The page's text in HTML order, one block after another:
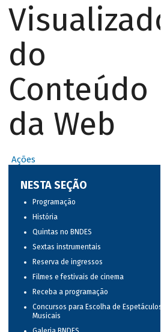
Visualizador
do
Conteúdo
da Web
Ações
NESTA SEÇÃO
Programação
História
Quintas no BNDES
Sextas instrumentais
Reserva de ingressos
Filmes e festivais de cinema
Receba a programação
Concursos para Escolha de Espetáculos
Musicais